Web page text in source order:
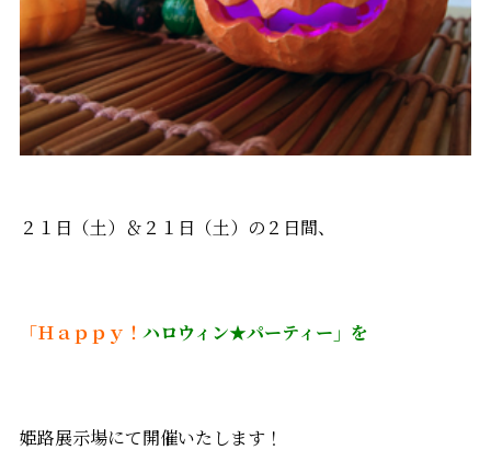
２１日（土）＆２１日（土）の２日間、
「Ｈａｐｐｙ！ ハロウィン★パーティー」を
姫路展示場にて開催いたします！